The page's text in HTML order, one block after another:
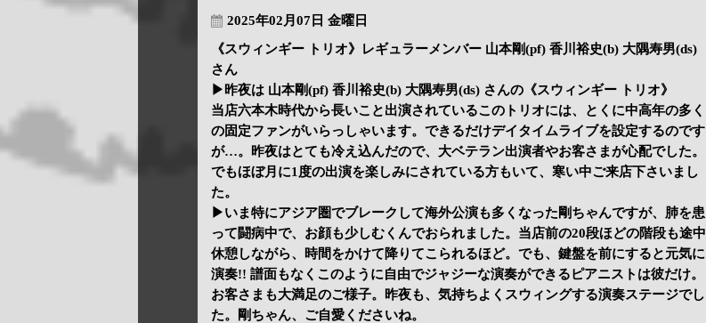
2025年02月07日 金曜日
《スウィンギー トリオ》レギュラーメンバー 山本剛(pf) 香川裕史(b) 大隅寿男(ds)
さん
▶昨夜は 山本剛(pf) 香川裕史(b) 大隅寿男(ds) さんの《スウィンギー トリオ》
当店六本木時代から長いこと出演されているこのトリオには、とくに中高年の多く
の固定ファンがいらっしゃいます。できるだけデイタイムライブを設定するのです
が…。昨夜はとても冷え込んだので、大ベテラン出演者やお客さまが心配でした。
でもほぼ月に1度の出演を楽しみにされている方もいて、寒い中ご来店下さいまし
た。
▶いま特にアジア圏でブレークして海外公演も多くなった剛ちゃんですが、肺を患
って闘病中で、お顔も少しむくんでおられました。当店前の20段ほどの階段も途中
休憩しながら、時間をかけて降りてこられるほど。でも、鍵盤を前にすると元気に
演奏!! 譜面もなくこのように自由でジャジーな演奏ができるピアニストは彼だけ。
お客さまも大満足のご様子。昨夜も、気持ちよくスウィングする演奏ステージでし
た。剛ちゃん、ご自愛くださいね。